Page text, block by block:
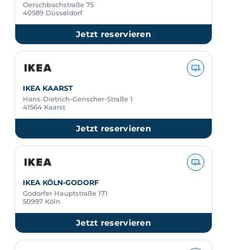
Oerschbachstraße 75
40589 Düsseldorf
Jetzt reservieren
IKEA KAARST
Hans-Dietrich-Genscher-Straße 1
41564 Kaarst
Jetzt reservieren
IKEA KÖLN-GODORF
Godorfer Hauptstraße 171
50997 Köln
Jetzt reservieren